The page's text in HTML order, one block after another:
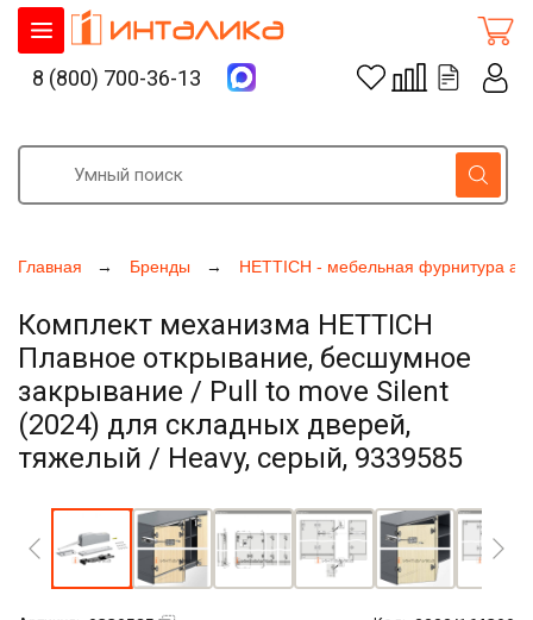
Главная Бренды HETTICH - мебельная фурнитура
Комплект механизма HETTICH
Плавное открывание, бесшумное
закрывание / Pull to move Silent
(2024) для складных дверей,
тяжелый / Heavy, серый, 9339585
8 (800) 700-36-13